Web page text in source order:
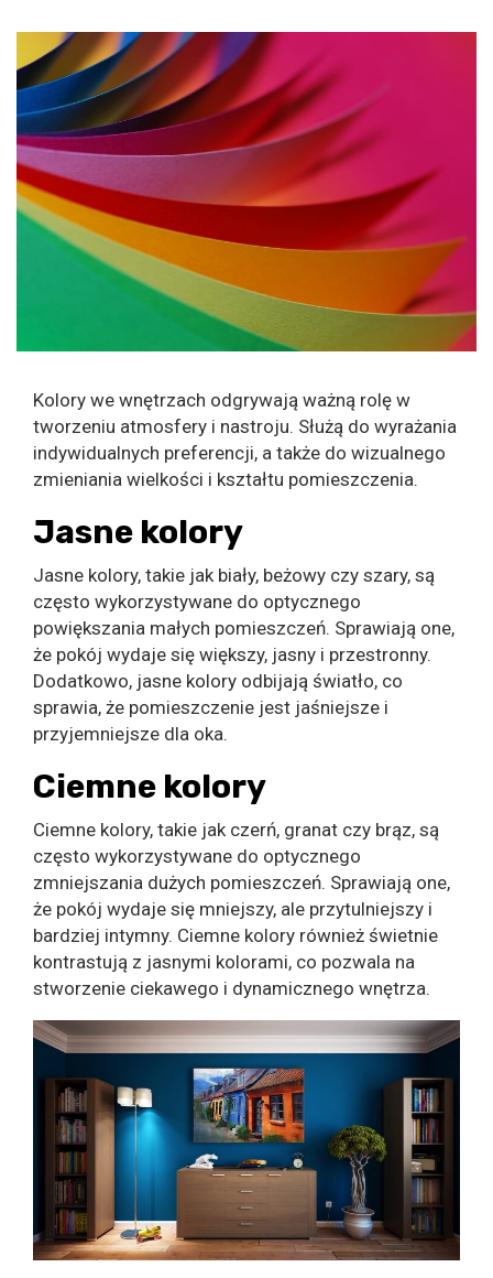
Kolory we wnętrzach odgrywają ważną rolę w
tworzeniu atmosfery i nastroju. Służą do wyrażania
indywidualnych preferencji, a także do wizualnego
zmieniania wielkości i kształtu pomieszczenia.
Jasne kolory
Jasne kolory, takie jak biały, beżowy czy szary, są
często wykorzystywane do optycznego
powiększania małych pomieszczeń. Sprawiają one,
że pokój wydaje się większy, jasny i przestronny.
Dodatkowo, jasne kolory odbijają światło, co
sprawia, że pomieszczenie jest jaśniejsze i
przyjemniejsze dla oka.
Ciemne kolory
Ciemne kolory, takie jak czerń, granat czy brąz, są
często wykorzystywane do optycznego
zmniejszania dużych pomieszczeń. Sprawiają one,
że pokój wydaje się mniejszy, ale przytulniejszy i
bardziej intymny. Ciemne kolory również świetnie
kontrastują z jasnymi kolorami, co pozwala na
stworzenie ciekawego i dynamicznego wnętrza.